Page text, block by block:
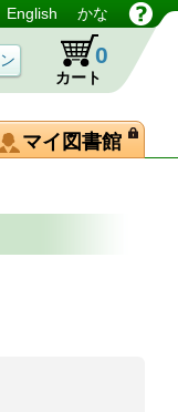
English かな
カート
0
マイ図書館